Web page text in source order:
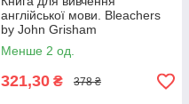
англійської мови. Bleachers
by John Grisham
Менше 2 од.
321,30 ₴ 378 ₴